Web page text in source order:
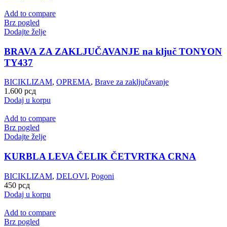
Add to compare
Brz pogled
Dodajte želje
BRAVA ZA ZAKLJUČAVANJE na ključ TONYON
TY437
BICIKLIZAM, OPREMA, Brave za zaključavanje
1.600 рсд
Dodaj u korpu
Add to compare
Brz pogled
Dodajte želje
KURBLA LEVA ČELIK ČETVRTKA CRNA
BICIKLIZAM, DELOVI, Pogoni
450 рсд
Dodaj u korpu
Add to compare
Brz pogled